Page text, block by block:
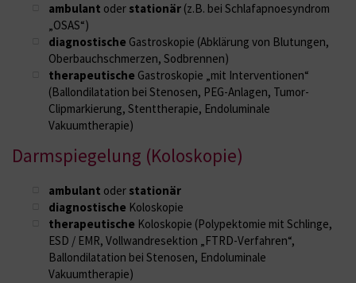
ambulant oderstationär(z.B. bei Schlafapnoesyndrom
„OSAS“)
diagnostische Gastroskopie (Abklärung von Blutungen,
Oberbauchschmerzen, Sodbrennen)
therapeutische Gastroskopie „mit Interventionen“
(Ballondilatation bei Stenosen, PEG-Anlagen, Tumor-
Clipmarkierung, Stenttherapie, Endoluminale
Vakuumtherapie)
Darmspiegelung (Koloskopie)
ambulant oder stationär
diagnostische Koloskopie
therapeutische Koloskopie (Polypektomie mit Schlinge,
ESD / EMR, Vollwandresektion „FTRD-Verfahren“,
Ballondilatation bei Stenosen, Endoluminale
Vakuumtherapie)